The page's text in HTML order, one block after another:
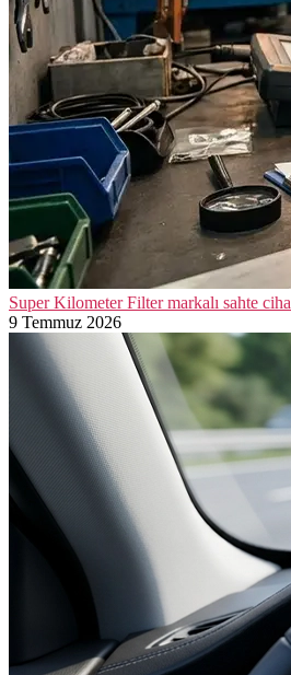
Super Kilometer Filter markalı sahte
9 Temmuz 2026